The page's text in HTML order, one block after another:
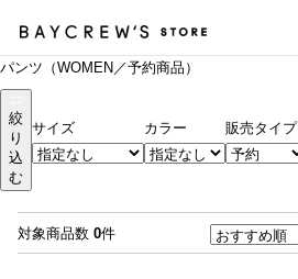
パンツ（WOMEN／予約商品）
絞
り
込
む
サイズ カラー 販売タイプ
対象商品数 0件